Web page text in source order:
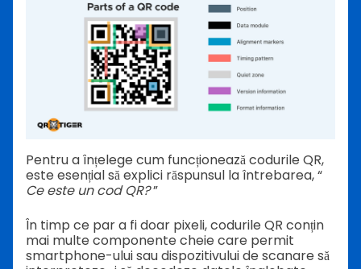
Pentru a înțelege cum funcționează codurile QR,
este esențial să explici răspunsul la întrebarea, “
Ce este un cod QR?”
În timp ce par a fi doar pixeli, codurile QR conțin
mai multe componente cheie care permit
smartphone-ului sau dispozitivului de scanare să